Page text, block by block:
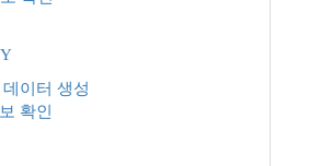
이터 생성
확인